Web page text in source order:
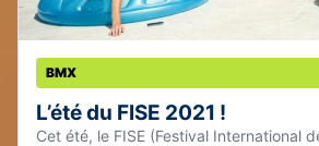
BMX
L’été du FISE 2021 !
Cet été, le FISE (Festival International